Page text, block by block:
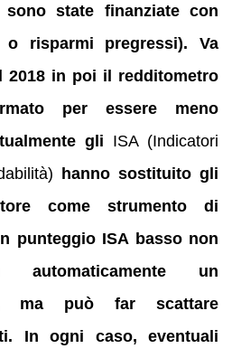
state finanziate con
o risparmi pregressi). Va
2018 in poi il redditometro
per essere meno
gli ISA (Indicatori
hanno sostituito gli
come strumento di
punteggio ISA basso non
automaticamente un
ma può far scattare
In ogni caso, eventuali